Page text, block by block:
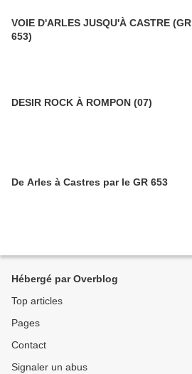
VOIE D'ARLES JUSQU'À CASTRE (GR
653)
DESIR ROCK À ROMPON (07)
De Arles à Castres par le GR 653
Hébergé par Overblog
Top articles
Pages
Contact
Signaler un abus